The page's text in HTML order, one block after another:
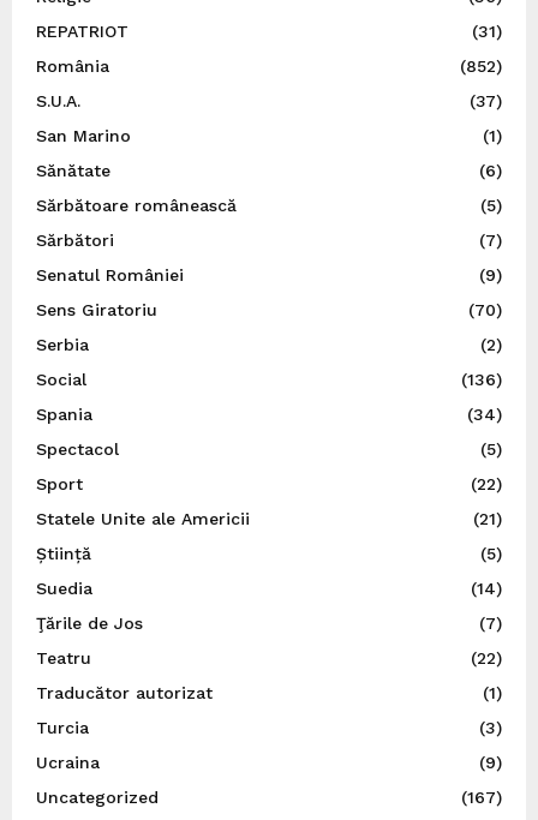
REPATRIOT
(31)
România
(852)
S.U.A.
(37)
San Marino
(1)
Sănătate
(6)
Sărbătoare românească
(5)
Sărbători
(7)
Senatul României
(9)
Sens Giratoriu
(70)
Serbia
(2)
Social
(136)
Spania
(34)
Spectacol
(5)
Sport
(22)
Statele Unite ale Americii
(21)
Știință
(5)
Suedia
(14)
Ţările de Jos
(7)
Teatru
(22)
Traducător autorizat
(1)
Turcia
(3)
Ucraina
(9)
Uncategorized
(167)